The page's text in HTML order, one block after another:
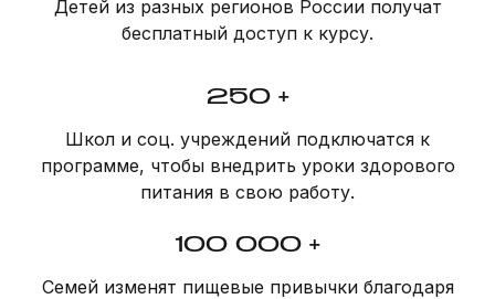
Детей из разных регионов России получат
бесплатный доступ к курсу.
250 +
Школ и соц. учреждений подключатся к
программе, чтобы внедрить уроки здорового
питания в свою работу.
100 000 +
Семей изменят пищевые привычки благодаря